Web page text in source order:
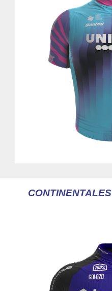
CONTINENTALES